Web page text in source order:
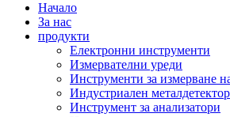
Начало
За нас
продукти
Електронни инструменти
Измервателни уреди
Инструменти за измерване
Индустриален металдетектор
Инструмент за анализатори